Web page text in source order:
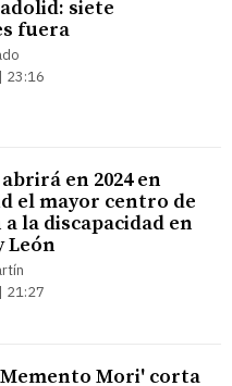
siete
fuera
23:16
abrirá en 2024 en
el mayor centro de
la discapacidad en
León
21:27
Mori' corta